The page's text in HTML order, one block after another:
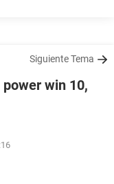
Siguiente Tema
win 10,